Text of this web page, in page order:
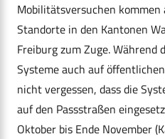
Mobilitätsversuchen kommen
Standorte in den Kantonen
Freiburg zum Zuge. Während
Systeme auch auf
nicht vergessen, dass die
auf den Passstraßen
Oktober bis Ende November